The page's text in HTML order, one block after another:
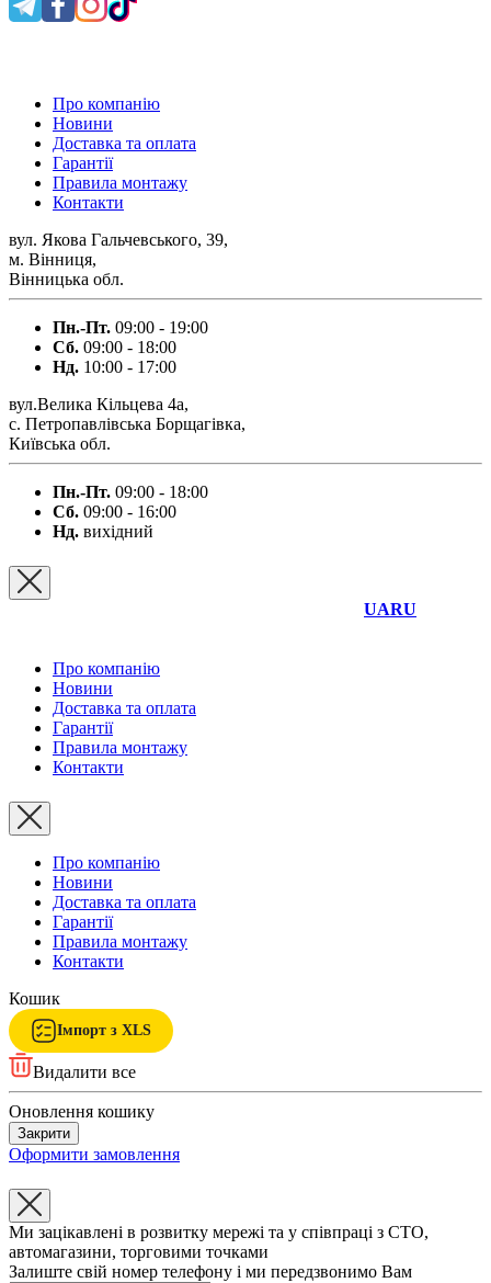
Про компанію
Новини
Доставка та оплата
Гарантії
Правила монтажу
Контакти
вул. Якова Гальчевського, 39,
м. Вінниця,
Вінницька обл.
Пн.-Пт. 09:00 - 19:00
Сб. 09:00 - 18:00
Нд. 10:00 - 17:00
вул.Велика Кільцева 4а,
с. Петропавлівська Борщагівка,
Київська обл.
Пн.-Пт. 09:00 - 18:00
Сб. 09:00 - 16:00
Нд. вихідний
RU
UA
Про компанію
Новини
Доставка та оплата
Гарантії
Правила монтажу
Контакти
Про компанію
Новини
Доставка та оплата
Гарантії
Правила монтажу
Контакти
Кошик
Імпорт з XLS
Видалити все
Оновлення кошику
Закрити
Оформити замовлення
Ми зацікавлені в розвитку мережі та у співпраці з СТО,
автомагазини, торговими точками
Залиште свій номер телефону і ми передзвонимо Вам